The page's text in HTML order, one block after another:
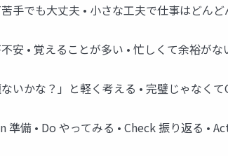
手でも大丈夫 • 小さな工夫で仕事はどん
安 • 覚えることが多い • 忙しくて余裕がな
いかな？」と軽く考える • 完璧じゃなくて
準備 • Do やってみる • Check 振り返る •